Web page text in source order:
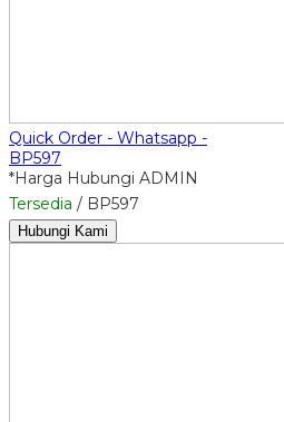
Quick Order - Whatsapp -
BP597
*Harga Hubungi ADMIN
Tersedia / BP597
Hubungi Kami